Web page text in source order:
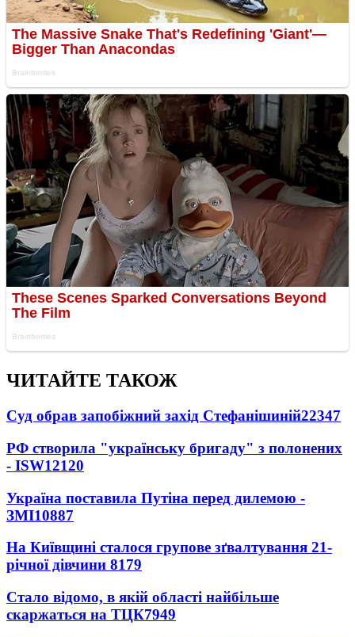
ЧИТАЙТЕ ТАКОЖ
Суд обрав запобіжний захід Стефанішиній22347
РФ створила "українську бригаду" з полонених
- ISW12120
Україна поставила Путіна перед дилемою -
ЗМІ10887
На Київщині сталося групове зґвалтування 21-
річної дівчини 8179
Стало відомо, в якій області найбільше
скаржаться на ТЦК7949